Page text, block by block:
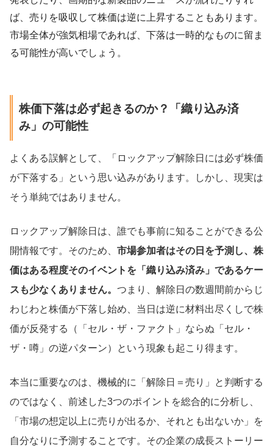
ば、売りを吸収して株価は逆に上昇することもあります。
市場全体が強気相場であれば、下落は一時的なものに留ま
る可能性が高いでしょう。
株価下落は必ず起きるのか？「織り込み済
み」の可能性
よくある誤解として、「ロックアップ解除日には必ず株価
が下落する」という思い込みがあります。しかし、現実は
そう単純ではありません。
ロックアップ解除日は、誰でも事前に知ることができる公
開情報です。そのため、 市場参加者はその日を予測し、株
価はある程度そのイベントを「織り込み済み」であるケー
スも少なくありません。 つまり、解除日の数週間前からじ
わじわと株価が下落し始め、当日は逆に材料出尽くしで株
価が反発する（「セル・ザ・ファクト」ならぬ「セル・
ザ・噂」の逆パターン）という現象も起こり得ます。
本当に重要なのは、機械的に「解除日＝売り」と判断する
のではなく、前述した3つのポイントを総合的に分析し、
「市場の想定以上に売りが出るか、それとも出ないか」を
自分なりに予測することです。その企業の成長ストーリー